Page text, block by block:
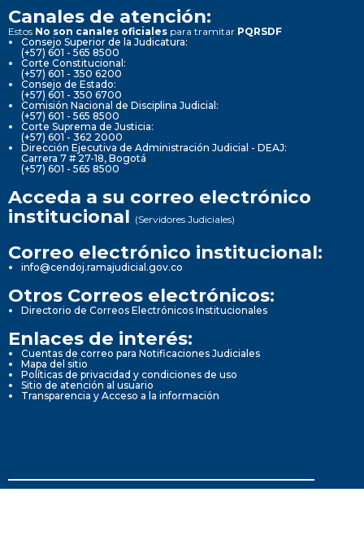
Canales de atención:
Estos No son canales oficiales para tramitar PQRSDF
Consejo Superior de la Judicatura:
(+57) 601 - 565 8500
Corte Constitucional:
(+57) 601 - 350 6200
Consejo de Estado:
(+57) 601 - 350 6700
Comisión Nacional de Disciplina Judicial:
(+57) 601 - 565 8500
Corte Suprema de Justicia:
(+57) 601 - 362 2000
Dirección Ejecutiva de Administración Judicial - DEAJ:
Carrera 7 # 27-18, Bogotá
(+57) 601 - 565 8500
Acceda a su correo electrónico
institucional (Servidores Judiciales)
Correo electrónico institucional:
info@cendoj.ramajudicial.gov.co
Otros Correos electrónicos:
Directorio de Correos Electrónicos Institucionales
Enlaces de interés:
Cuentas de correo para Notificaciones Judiciales
Mapa del sitio
Políticas de privacidad y condiciones de uso
Sitio de atención al usuario
Transparencia y Acceso a la información